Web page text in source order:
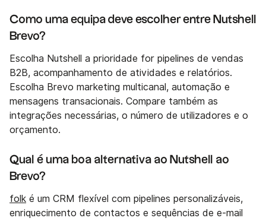
Como uma equipa deve escolher entre Nutshell
Brevo?
Escolha Nutshell a prioridade for pipelines de vendas
B2B, acompanhamento de atividades e relatórios.
Escolha Brevo marketing multicanal, automação e
mensagens transacionais. Compare também as
integrações necessárias, o número de utilizadores e o
orçamento.
Qual é uma boa alternativa ao Nutshell ao
Brevo?
folk é um CRM flexível com pipelines personalizáveis,
enriquecimento de contactos e sequências de e-mail